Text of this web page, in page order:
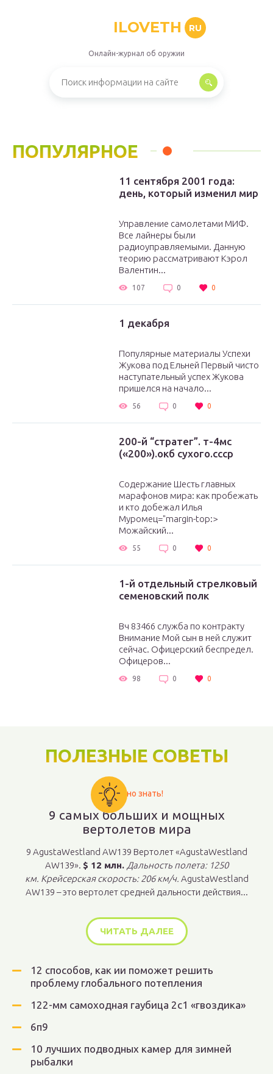
ILOVETH RU
Онлайн-журнал об оружии
ПОПУЛЯРНОЕ
11 сентября 2001 года:
день, который изменил мир
Управление самолетами МИФ.
Все лайнеры были
радиоуправляемыми. Данную
теорию рассматривают Кэрол
Валентин...
107 0 0
1 декабря
Популярные материалы Успехи
Жукова под Ельней Первый чисто
наступательный успех Жукова
пришелся на начало...
56 0 0
200-й “стратег”. т-4мс
(«200»).окб сухого.ссср
Содержание Шесть главных
марафонов мира: как пробежать
и кто добежал Илья
Муромец="margin-top:>
Можайский...
55 0 0
1-й отдельный стрелковый
семеновский полк
Вч 83466 служба по контракту
Внимание Мой сын в ней служит
сейчас. Офицерский беспредел.
Офицеров...
98 0 0
ПОЛЕЗНЫЕ СОВЕТЫ
Важно знать!
9 самых больших и мощных
вертолетов мира
9 AgustaWestland AW139 Вертолет «AgustaWestland
AW139». $ 12 млн. Дальность полета: 1250
км. Крейсерская скорость: 206 км/ч. AgustaWestland
AW139 – это вертолет средней дальности действия...
ЧИТАТЬ ДАЛЕЕ
12 способов, как ии поможет решить
проблему глобального потепления
122-мм самоходная гаубица 2с1 «гвоздика»
6п9
10 лучших подводных камер для зимней
рыбалки